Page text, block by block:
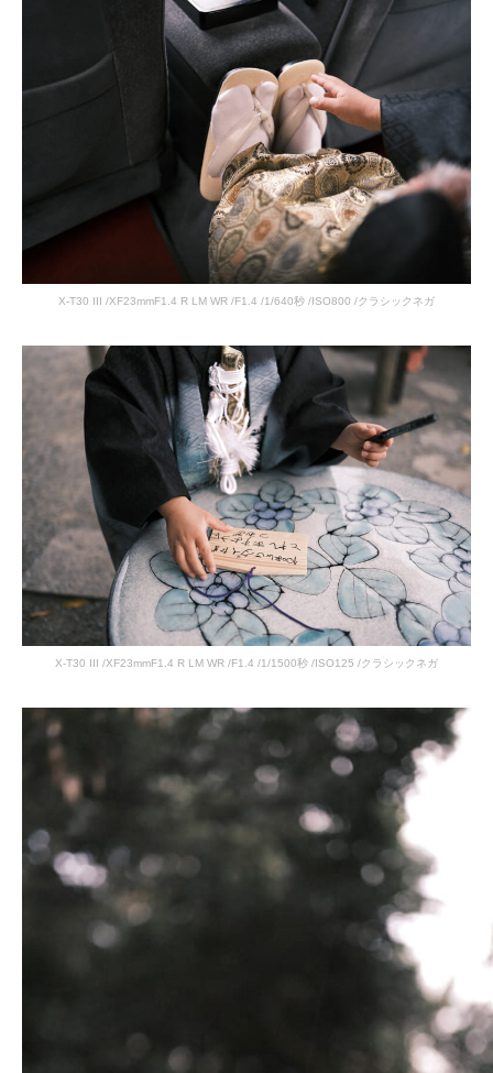
X-T30 III /XF23mmF1.4 R LM WR /F1.4 /1/640秒 /ISO800 /クラシックネガ
X-T30 III /XF23mmF1.4 R LM WR /F1.4 /1/1500秒 /ISO125 /クラシックネガ